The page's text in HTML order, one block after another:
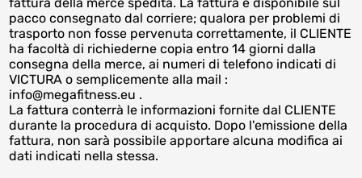
pacco consegnato dal corriere; qualora per problemi di
trasporto non fosse pervenuta correttamente, il CLIENTE
ha facoltà di richiederne copia entro 14 giorni dalla
consegna della merce, ai numeri di telefono indicati di
VICTURA o semplicemente alla mail :
info@megafitness.eu .
La fattura conterrà le informazioni fornite dal CLIENTE
durante la procedura di acquisto. Dopo l'emissione della
fattura, non sarà possibile apportare alcuna modifica ai
dati indicati nella stessa.